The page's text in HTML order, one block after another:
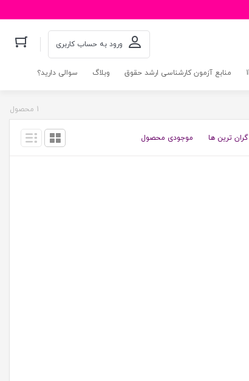
ورود به حساب کاربری
منابع آزمون کارشناسی ارشد حقوق وبلاگ سوالی دارید؟
1 محصول
گران ترین ها موجودی محصول